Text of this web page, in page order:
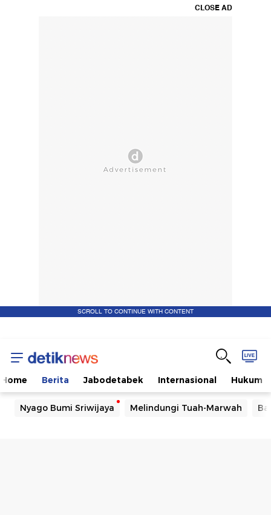
CLOSE AD
SCROLL TO CONTINUE WITH CONTENT
Home Berita Jabodetabek Internasional Hukum
Nyago Bumi Sriwijaya Melindungi Tuah-Marwah